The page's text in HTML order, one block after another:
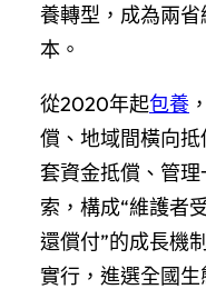
養轉型，成為兩
本。
從2020年起包養
償、地域間橫向
套資金抵償、管
索，構成“維護者
還償付”的成長機
實行，進選全國